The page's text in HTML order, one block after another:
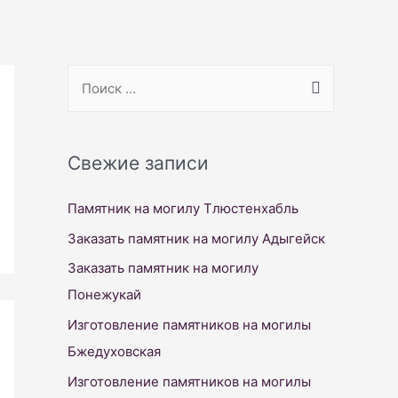
r
h
f
o
r
:
Свежие записи
Памятник на могилу Тлюстенхабль
Заказать памятник на могилу Адыгейск
Заказать памятник на могилу
Понежукай
Изготовление памятников на могилы
Бжедуховская
Изготовление памятников на могилы